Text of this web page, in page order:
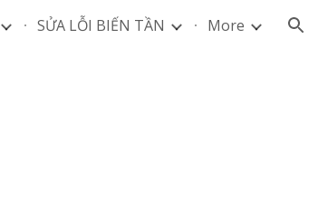
SỬA LỖI BIẾN TẦN More